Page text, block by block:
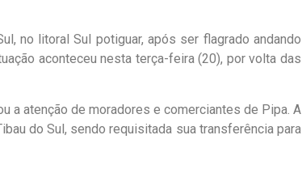
no litoral Sul potiguar, após ser flagrado andando
aconteceu nesta terça-feira (20), por volta das
a atenção de moradores e comerciantes de Pipa. A
do Sul, sendo requisitada sua transferência para